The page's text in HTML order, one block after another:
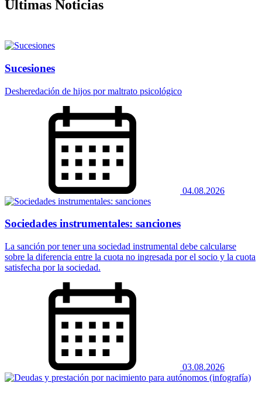
Últimas Noticias
Sucesiones
Desheredación de hijos por maltrato psicológico
04.08.2026
Sociedades instrumentales: sanciones
La sanción por tener una sociedad instrumental debe calcularse
sobre la diferencia entre la cuota no ingresada por el socio y la cuota
satisfecha por la sociedad.
03.08.2026